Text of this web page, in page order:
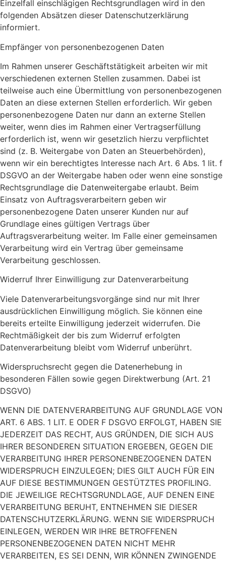
Einzelfall einschlägigen Rechtsgrundlagen wird in den
folgenden Absätzen dieser Datenschutzerklärung
informiert.
Empfänger von personenbezogenen Daten
Im Rahmen unserer Geschäftstätigkeit arbeiten wir mit
verschiedenen externen Stellen zusammen. Dabei ist
teilweise auch eine Übermittlung von personenbezogenen
Daten an diese externen Stellen erforderlich. Wir geben
personenbezogene Daten nur dann an externe Stellen
weiter, wenn dies im Rahmen einer Vertragserfüllung
erforderlich ist, wenn wir gesetzlich hierzu verpflichtet
sind (z. B. Weitergabe von Daten an Steuerbehörden),
wenn wir ein berechtigtes Interesse nach Art. 6 Abs. 1 lit. f
DSGVO an der Weitergabe haben oder wenn eine sonstige
Rechtsgrundlage die Datenweitergabe erlaubt. Beim
Einsatz von Auftragsverarbeitern geben wir
personenbezogene Daten unserer Kunden nur auf
Grundlage eines gültigen Vertrags über
Auftragsverarbeitung weiter. Im Falle einer gemeinsamen
Verarbeitung wird ein Vertrag über gemeinsame
Verarbeitung geschlossen.
Widerruf Ihrer Einwilligung zur Datenverarbeitung
Viele Datenverarbeitungsvorgänge sind nur mit Ihrer
ausdrücklichen Einwilligung möglich. Sie können eine
bereits erteilte Einwilligung jederzeit widerrufen. Die
Rechtmäßigkeit der bis zum Widerruf erfolgten
Datenverarbeitung bleibt vom Widerruf unberührt.
Widerspruchsrecht gegen die Datenerhebung in
besonderen Fällen sowie gegen Direktwerbung (Art. 21
DSGVO)
WENN DIE DATENVERARBEITUNG AUF GRUNDLAGE VON
ART. 6 ABS. 1 LIT. E ODER F DSGVO ERFOLGT, HABEN SIE
JEDERZEIT DAS RECHT, AUS GRÜNDEN, DIE SICH AUS
IHRER BESONDEREN SITUATION ERGEBEN, GEGEN DIE
VERARBEITUNG IHRER PERSONENBEZOGENEN DATEN
WIDERSPRUCH EINZULEGEN; DIES GILT AUCH FÜR EIN
AUF DIESE BESTIMMUNGEN GESTÜTZTES PROFILING.
DIE JEWEILIGE RECHTSGRUNDLAGE, AUF DENEN EINE
VERARBEITUNG BERUHT, ENTNEHMEN SIE DIESER
DATENSCHUTZERKLÄRUNG. WENN SIE WIDERSPRUCH
EINLEGEN, WERDEN WIR IHRE BETROFFENEN
PERSONENBEZOGENEN DATEN NICHT MEHR
VERARBEITEN, ES SEI DENN, WIR KÖNNEN ZWINGENDE